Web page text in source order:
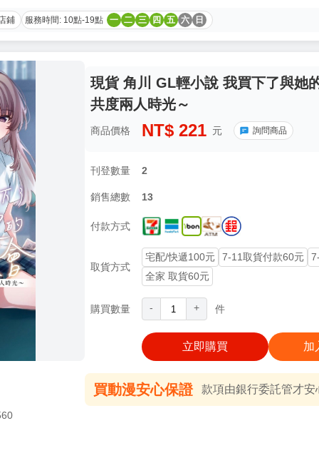
鋪 服務時間: 10點-19點 一 二 三 四 五 六 日
現貨 角川 GL輕小說 我買下了與她
共度兩人時光～
商品價格 NT$ 221 元 詢問商品
刊登數量 2
銷售總數 13
付款方式
取貨方式
宅配/快遞100元 7-11取貨付款60元
全家 取貨60元
購買數量 - + 件
立即購買 加
買動漫安心保證 款項由銀行委託管才